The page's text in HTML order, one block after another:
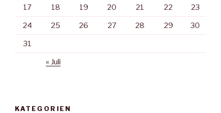
17 18 19 20 21 22 23
24 25 26 27 28 29 30
31
« Juli
KATEGORIEN